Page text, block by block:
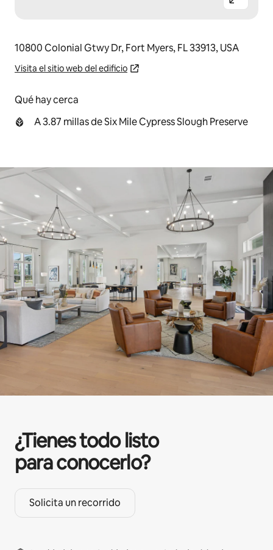
10800 Colonial Gtwy Dr, Fort Myers, FL 33913, USA
Visita el sitio web del edificio
Qué hay cerca
A 3.87 millas de Six Mile Cypress Slough Preserve
¿Tienes todo listo
para conocerlo?
Solicita un recorrido